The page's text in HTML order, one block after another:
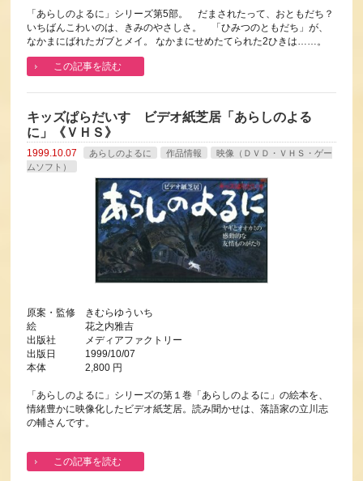
「あらしのよるに」シリーズ第5部。 だまされたって、おともだち？
いちばんこわいのは、きみのやさしさ。 「ひみつのともだち」が、
なかまにばれたガブとメイ。 なかまにせめたてられた2ひきは……。
この記事を読む
キッズぱらだいす ビデオ紙芝居「あらしのよる
に」《ＶＨＳ》
1999.10.07 あらしのよるに 作品情報
映像（ＤＶＤ・ＶＨＳ・ゲー
ムソフト）
原案・監修 きむらゆういち
絵 花之内雅吉
出版社 メディアファクトリー
出版日 1999/10/07
本体 2,800 円
「あらしのよるに」シリーズの第１巻「あらしのよるに」の絵本を、
情緒豊かに映像化したビデオ紙芝居。読み聞かせは、落語家の立川志
の輔さんです。
この記事を読む